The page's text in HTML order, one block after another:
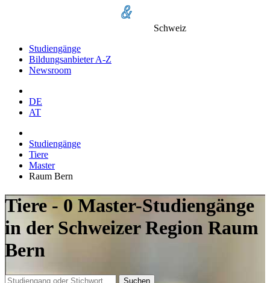
Schweiz
Studiengänge
Bildungsanbieter A-Z
Newsroom
DE
AT
Studiengänge
Tiere
Master
Raum Bern
Tiere - 0 Master-Studiengänge
in der Schweizer Region Raum
Bern
Suchen